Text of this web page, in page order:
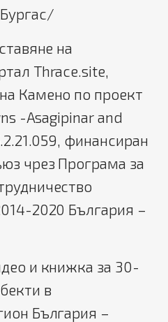
на
Thrace.site,
Камено по проект
-Asagipinar and
финансиран
чрез Програма за
2020 България –
и книжка за 30-
в
България –